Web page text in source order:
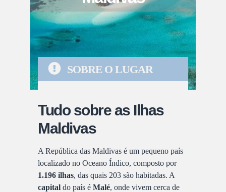
SOBRE O LUGAR
Tudo sobre as Ilhas
Maldivas
A República das Maldivas é um pequeno país
localizado no Oceano Índico, composto por
1.196 ilhas, das quais 203 são habitadas. A
capital do país é Malé, onde vivem cerca de